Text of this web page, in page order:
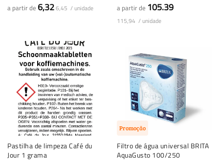
a partir de 6,326,45 / unidade a partir de 105.39
115,94 / unidade
Pastilha de limpeza Café du
Jour 1 grama
Promoção
Filtro de água universal BRITA
AquaGusto 100/250